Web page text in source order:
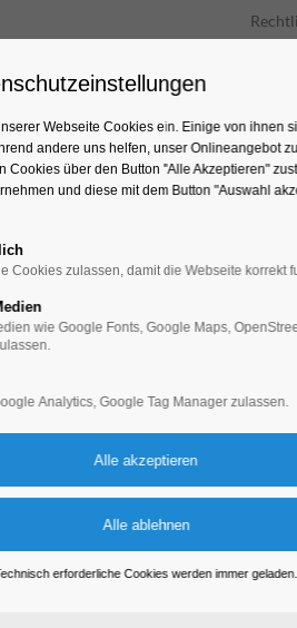
Unterkünfte Entdecken
12:00–12:30
Webseite Cookies ein. Einige von ihnen
andere uns helfen, unser Onlineangebot
Cookies über den Button "Alle Akzeptieren"
und diese mit dem Button "Auswahl
Cookies zulassen, damit die Webseite korrekt
wie Google Fonts, Google Maps,
Analytics, Google Tag Manager zulassen.
erforderliche Cookies werden immer geladen.